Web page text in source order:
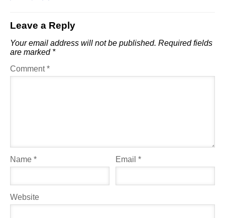
Leave a Reply
Your email address will not be published. Required fields
are marked *
Comment*
Name * Email*
Website